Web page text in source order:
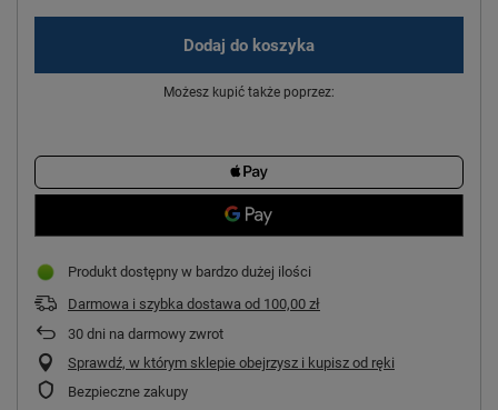
Dodaj do koszyka
Możesz kupić także poprzez:
Produkt dostępny w bardzo dużej ilości
Darmowa i szybka dostawa od 100,00 zł
30 dni na darmowy zwrot
Sprawdź, w którym sklepie obejrzysz i kupisz od ręki
Bezpieczne zakupy